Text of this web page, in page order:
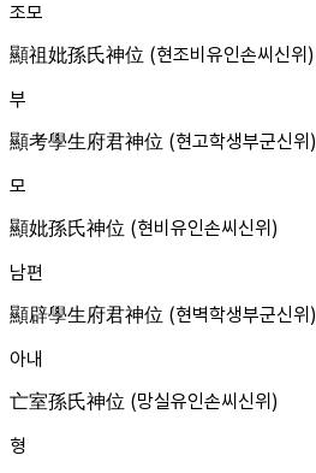
조모
顯祖妣孫氏神位 (현조비유인손씨신위)
부
顯考學生府君神位 (현고학생부군신위)
모
顯妣孫氏神位 (현비유인손씨신위)
남편
顯辟學生府君神位 (현벽학생부군신위)
아내
亡室孫氏神位 (망실유인손씨신위)
형